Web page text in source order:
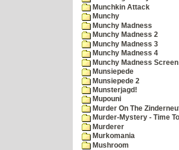
Munchkin Attack
Munchy
Munchy Madness
Munchy Madness 2
Munchy Madness 3
Munchy Madness 4
Munchy Madness
Munsiepede
Munsiepede 2
Munsterjagd!
Mupouni
Murder On The
Murder-Mystery - Time
Murderer
Murkomania
Mushroom